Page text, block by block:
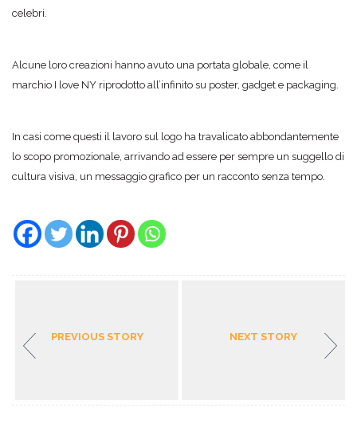
celebri.
Alcune loro creazioni hanno avuto una portata globale, come il
marchio I love NY riprodotto all’infinito su poster, gadget e packaging.
In casi come questi il lavoro sul logo ha travalicato abbondantemente
lo scopo promozionale, arrivando ad essere per sempre un suggello di
cultura visiva, un messaggio grafico per un racconto senza tempo.
PREVIOUS STORY NEXT STORY